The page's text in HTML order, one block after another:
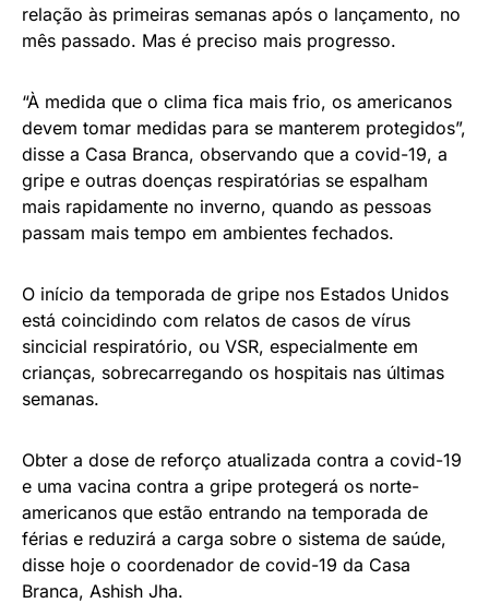
relação às primeiras semanas após o lançamento, no
mês passado. Mas é preciso mais progresso.
“À medida que o clima fica mais frio, os americanos
devem tomar medidas para se manterem protegidos”,
disse a Casa Branca, observando que a covid-19, a
gripe e outras doenças respiratórias se espalham
mais rapidamente no inverno, quando as pessoas
passam mais tempo em ambientes fechados.
O início da temporada de gripe nos Estados Unidos
está coincidindo com relatos de casos de vírus
sincicial respiratório, ou VSR, especialmente em
crianças, sobrecarregando os hospitais nas últimas
semanas.
Obter a dose de reforço atualizada contra a covid-19
e uma vacina contra a gripe protegerá os norte-
americanos que estão entrando na temporada de
férias e reduzirá a carga sobre o sistema de saúde,
disse hoje o coordenador de covid-19 da Casa
Branca, Ashish Jha.